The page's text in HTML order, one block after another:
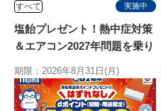
すべて 実施中
塩飴プレゼント！熱中症対策
＆エアコン2027年問題を乗り
期限：2026年8月31日(月)